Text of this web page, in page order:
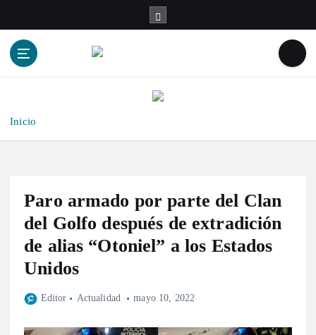
Inicio
Paro armado por parte del Clan
del Golfo después de extradición
de alias “Otoniel” a los Estados
Unidos
Editor Actualidad mayo 10, 2022